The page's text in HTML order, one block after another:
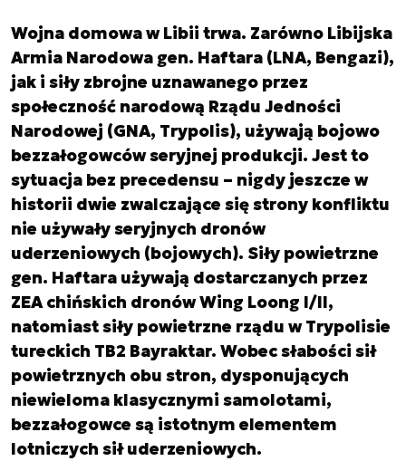
Wojna domowa w Libii trwa. Zarówno Libijska
Armia Narodowa gen. Haftara (LNA, Bengazi),
jak i siły zbrojne uznawanego przez
społeczność narodową Rządu Jedności
Narodowej (GNA, Trypolis), używają bojowo
bezzałogowców seryjnej produkcji. Jest to
sytuacja bez precedensu – nigdy jeszcze w
historii dwie zwalczające się strony konfliktu
nie używały seryjnych dronów
uderzeniowych (bojowych). Siły powietrzne
gen. Haftara używają dostarczanych przez
ZEA chińskich dronów Wing Loong I/II,
natomiast siły powietrzne rządu w Trypolisie
tureckich TB2 Bayraktar. Wobec słabości sił
powietrznych obu stron, dysponujących
niewieloma klasycznymi samolotami,
bezzałogowce są istotnym elementem
lotniczych sił uderzeniowych.